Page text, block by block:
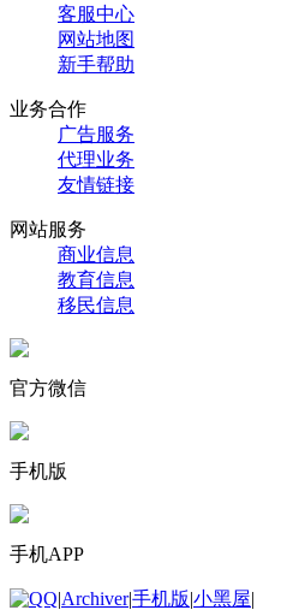
客服中心
网站地图
新手帮助
业务合作
广告服务
代理业务
友情链接
网站服务
商业信息
教育信息
移民信息
官方微信
手机版
手机APP
|Archiver|手机版|小黑屋|